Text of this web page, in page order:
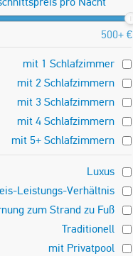
500+ €
mit 1 Schlafzimmer
mit 2 Schlafzimmern
mit 3 Schlafzimmern
mit 4 Schlafzimmern
mit 5+ Schlafzimmern
Luxus
Leistungs-Verhältnis
zum Strand zu Fuß
Traditionell
mit Privatpool